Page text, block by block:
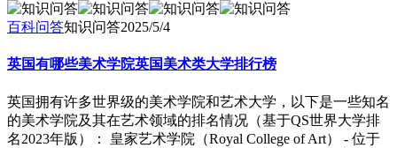
百科问答知识问答2025/5/4
英国有哪些美术学院英国美术类大学排行榜
英国拥有许多世界级的美术学院和艺术大学，以下是一些知名
的美术学院及其在艺术领域的排名情况（基于QS世界大学排
名2023年版）： 皇家艺术学院（Royal College of Art） - 位于